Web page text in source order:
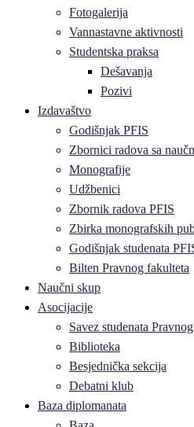
Fotogalerija
Vannastavne aktivnosti
Studentska praksa
Dešavanja
Pozivi
Izdavaštvo
Godišnjak PFIS
Zbornici radova sa
Monografije
Udžbenici
Zbornik radova PFIS
Zbirka monografskih
Godišnjak studenata
Bilten Pravnog fakulteta
Naučni skup
Asocijacije
Savez studenata
Biblioteka
Besjednička sekcija
Debatni klub
Baza diplomanata